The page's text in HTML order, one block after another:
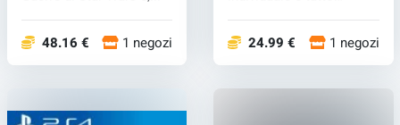
48.16 € 1 negozi 24.99 € 1 negozi